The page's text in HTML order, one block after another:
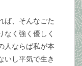
ば、そんなごた
なく強く優しく
人ならば私が本
いし平気で生き